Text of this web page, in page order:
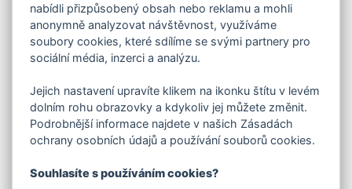
Boční a horní část zárubně je vyrobena z L profilu 40 x
40 mm, ve spodní prahové části se většinou používá
pásovina 40/5mm.Součástí zárubně jsou pevně
navařené panty.
Uvedená cena platí pro zárubeň vyrobenou z L profilu,
V objednávací tabulce e-shopu si vyberte
kombinaci parametrů:
šířka(dveří)
typ otevírání zárubně (levá / pravá)
Způsob uchycení :
nabídli přizpůsobený obsah nebo reklamu a mohli
anonymně analyzovat návštěvnost, využíváme
soubory cookies, které sdílíme se svými partnery pro
sociální média, inzerci a analýzu.
Jejich nastavení upravíte klikem na ikonku štítu v levém
dolním rohu obrazovky a kdykoliv jej můžete změnit.
Podrobnější informace najdete v našich Zásadách
ochrany osobních údajů a používání souborů cookies.
Souhlasíte s používáním cookies?